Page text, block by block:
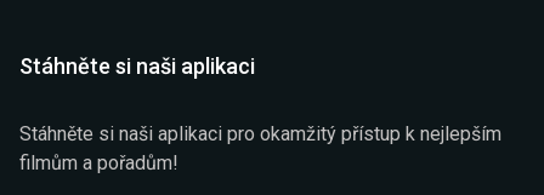
Stáhněte si naši aplikaci
Stáhněte si naši aplikaci pro okamžitý přístup k nejlepším
filmům a pořadům!